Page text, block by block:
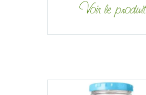
Voir le produit